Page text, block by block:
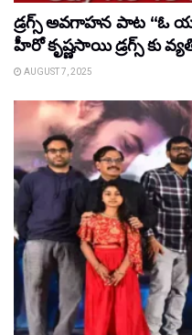
డ్రగ్స్ అవగాహన పాట “ఓ
హీరో కృష్ణసాయి డ్రగ్స్ కు
AUGUST 7, 2025